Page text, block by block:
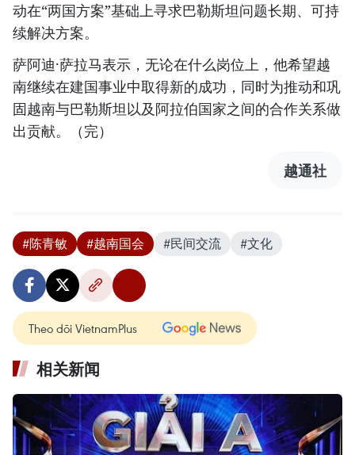
动在“两国方案”基础上寻求巴勒斯坦问题长期、可持
续解决方案。
萨阿迪·萨拉马表示，无论在什么岗位上，他希望越
南继续在建国事业中取得新的成功，同时为推动和巩
固越南与巴勒斯坦以及阿拉伯国家之间的合作关系做
出贡献。（完）
越通社
#陈青敏 #越南国会 #民间交流 #文化
Theo dõi VietnamPlus
相关新闻